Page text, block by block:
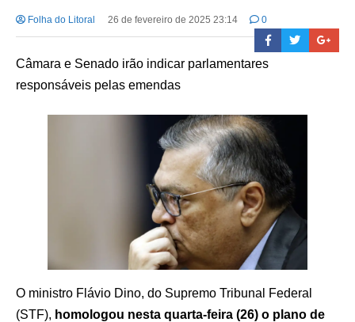
Folha do Litoral 26 de fevereiro de 2025 23:14 0
Câmara e Senado irão indicar parlamentares
responsáveis pelas emendas
O ministro Flávio Dino, do Supremo Tribunal Federal
(STF), homologou nesta quarta-feira (26) o plano de